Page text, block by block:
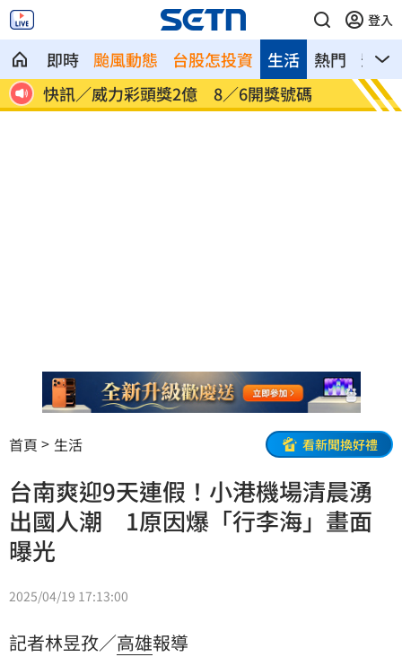
登入
即時 颱風動態 台股怎投資 熱門 影音
生活
防
快訊／威力彩頭獎2億 8／6開獎號碼
桃園
響
首頁 生活 看新聞換好禮
台南爽迎9天連假！小港機場清晨湧
出國人潮 1原因爆「行李海」畫面
曝光
2025/04/19 17:13:00
記者林昱孜／高雄報導